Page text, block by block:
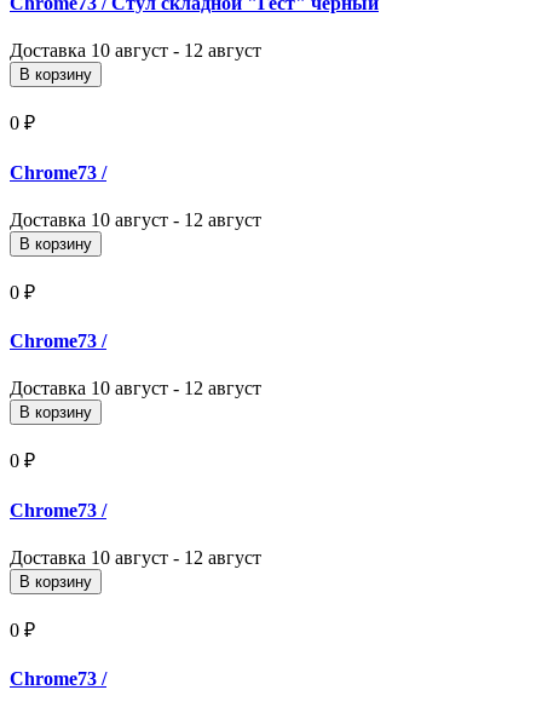
Доставка 10 август - 12 август
В корзину
0 ₽
Chrome73 /
Доставка 10 август - 12 август
В корзину
0 ₽
Chrome73 /
Доставка 10 август - 12 август
В корзину
0 ₽
Chrome73 /
Доставка 10 август - 12 август
В корзину
0 ₽
Chrome73 /